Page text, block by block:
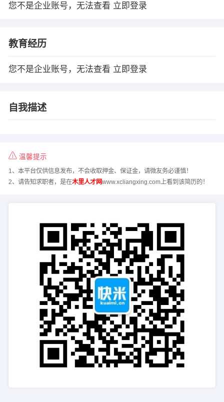
您不是企业账号，无法查看 立即登录
教育经历
您不是企业账号，无法查看 立即登录
自我描述
温馨提示
1、本平台仅供信息发布，不会收取押金、保证金，请微友务必谨慎！
2、请告知求职者，是在木里人才网www.xcliangxing.com上看到该简历的！